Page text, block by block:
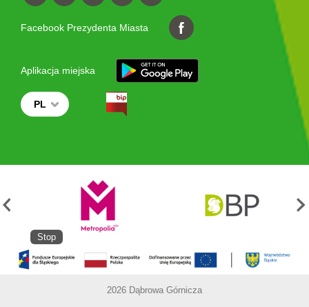
Facebook Prezydenta Miasta
Aplikacja miejska
PL
Stop
2026 Dąbrowa Górnicza